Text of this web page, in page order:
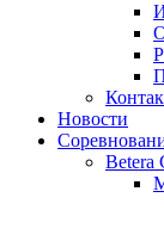
Новости
Betera